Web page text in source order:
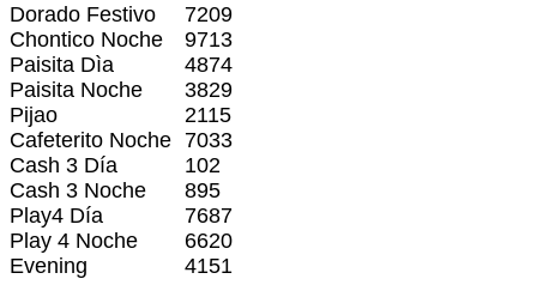
Dorado Festivo
7209
Chontico Noche
9713
Paisita Dìa
4874
Paisita Noche
3829
Pijao
2115
Cafeterito Noche 7033
Cash 3 Día
102
Cash 3 Noche
895
Play4 Día
7687
Play 4 Noche
6620
Evening
4151